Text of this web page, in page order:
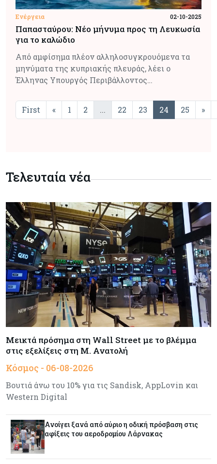
Ενέργεια 02-10-2025
Παπασταύρου: Νέο μήνυμα προς τη Λευκωσία
για το καλώδιο
Από αμφίσημα πλέον αλληλοσυγκρουόμενα τα
μηνύματα της κυπριακής πλευράς, λέει ο
Έλληνας Υπουργός Περιβάλλοντος…
First « 1 2 ... 22 23 24 25 »
Τελευταία νέα
Μεικτά πρόσημα στη Wall Street με το βλέμμα
στις εξελίξεις στη Μ. Ανατολή
Κόσμος - 06-08-2026
Βουτιά άνω του 10% για τις Sandisk, AppLovin και
Western Digital
Ανοίγει ξανά από αύριο η οδική πρόσβαση στις
αφίξεις του αεροδρομίου Λάρνακας